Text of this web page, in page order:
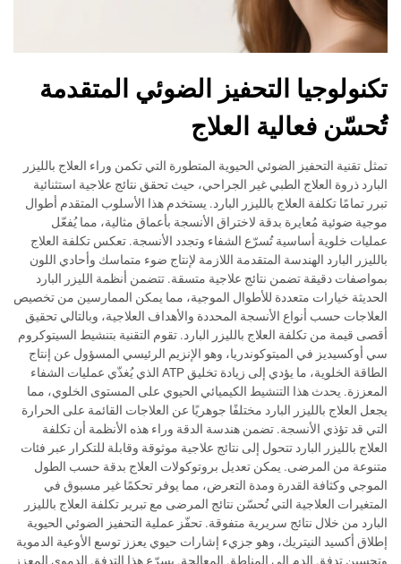
تكنولوجيا التحفيز الضوئي المتقدمة
تُحسّن فعالية العلاج
تمثل تقنية التحفيز الضوئي الحيوية المتطورة التي تكمن وراء العلاج بالليزر
البارد ذروة العلاج الطبي غير الجراحي، حيث تحقق نتائج علاجية استثنائية
تبرر تمامًا تكلفة العلاج بالليزر البارد. يستخدم هذا الأسلوب المتقدم أطوال
موجية ضوئية مُعايرة بدقة لاختراق الأنسجة بأعماق مثالية، مما يُفعّل
عمليات خلوية أساسية تُسرّع الشفاء وتجدد الأنسجة. تعكس تكلفة العلاج
بالليزر البارد الهندسة المتقدمة اللازمة لإنتاج ضوء متماسك وأحادي اللون
بمواصفات دقيقة تضمن نتائج علاجية متسقة. تتضمن أنظمة الليزر البارد
الحديثة خيارات متعددة للأطوال الموجية، مما يمكن الممارسين من تخصيص
العلاجات حسب أنواع الأنسجة المحددة والأهداف العلاجية، وبالتالي تحقيق
أقصى قيمة من تكلفة العلاج بالليزر البارد. تقوم التقنية بتنشيط السيتوكروم
سي أوكسيديز في الميتوكوندريا، وهو الإنزيم الرئيسي المسؤول عن إنتاج
الطاقة الخلوية، ما يؤدي إلى زيادة تخليق ATP الذي يُغذّي عمليات الشفاء
المعززة. يحدث هذا التنشيط الكيميائي الحيوي على المستوى الخلوي، مما
يجعل العلاج بالليزر البارد مختلفًا جوهريًا عن العلاجات القائمة على الحرارة
التي قد تؤذي الأنسجة. تضمن هندسة الدقة وراء هذه الأنظمة أن تكلفة
العلاج بالليزر البارد تتحول إلى نتائج علاجية موثوقة وقابلة للتكرار عبر فئات
متنوعة من المرضى. يمكن تعديل بروتوكولات العلاج بدقة حسب الطول
الموجي وكثافة القدرة ومدة التعرض، مما يوفر تحكمًا غير مسبوق في
المتغيرات العلاجية التي تُحسّن نتائج المرضى مع تبرير تكلفة العلاج بالليزر
البارد من خلال نتائج سريرية متفوقة. تحفّز عملية التحفيز الضوئي الحيوية
إطلاق أكسيد النيتريك، وهو جزيء إشارات حيوي يعزز توسع الأوعية الدموية
وتحسين تدفق الدم إلى المناطق المعالجة. يسرّع هذا التدفق الدموي المعزز